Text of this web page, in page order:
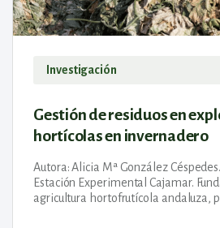
Investigación
Gestión de residuos en
hortícolas en invernadero
Autora: Alicia Mª González
Estación Experimental Cajamar.
agricultura hortofrutícola andaluza,